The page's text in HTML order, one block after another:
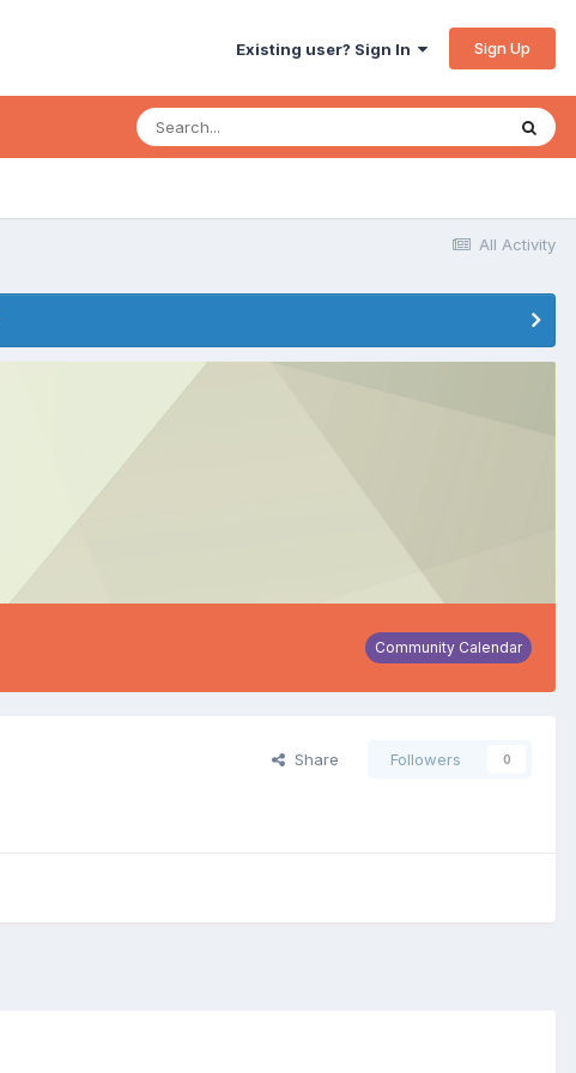
Existing user? Sign In Sign Up
All Activity
Community Calendar
Share Followers 0